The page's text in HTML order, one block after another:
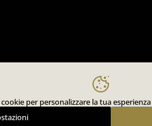
per personalizzare la tua